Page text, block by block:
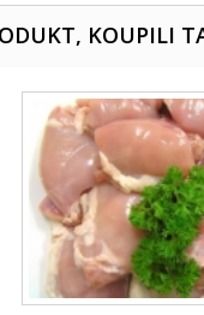
KOUPILI